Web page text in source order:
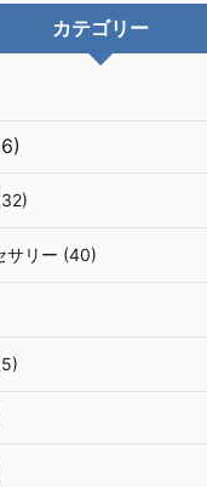
カテゴリー
サリー (40)